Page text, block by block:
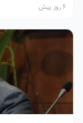
6 روز پیش